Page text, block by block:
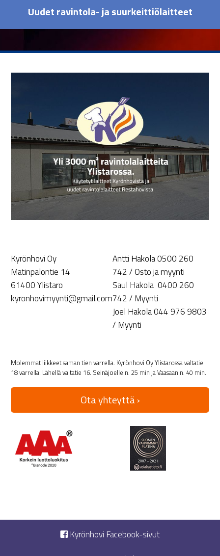
Uudet ravintola- ja suurkeittiölaitteet
Kyrönhovi Oy
Matinpalontie 14
61400 Ylistaro
kyronhovimyynti@gmail.com
Antti Hakola 0500 260
742 / Osto ja myynti
Saul Hakola 0400 260
742 / Myynti
Joel Hakola 044 976 9803
/ Myynti
Molemmat liikkeet saman tien varrella. Kyrönhovi Oy Ylistarossa valtatie
18 varrella. Lähellä valtatie 16. Seinäjoelle n. 25 min ja Vaasaan n. 40 min.
Ota yhteyttä ›
Kyrönhovi Facebook-sivut